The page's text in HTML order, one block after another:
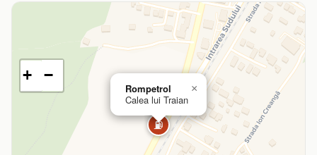
⛽
Rompetrol
Calea lui Traian
×
+ −